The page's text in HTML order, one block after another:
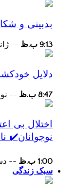
بدبینی و
9:13 ب.ظ --
دلایل
8:47 ب.ظ --
اختلال بی
نوجوانان✔️
1:00 ب.ظ --
سبک زندگی